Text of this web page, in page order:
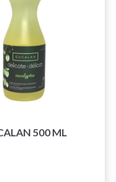
500 ML